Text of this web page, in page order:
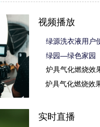
视频播放
绿源洗衣液用户
绿园—绿色家园
炉具气化燃烧效
炉具气化燃烧效
实时直播